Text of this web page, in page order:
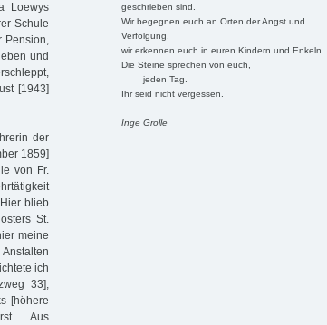
geschrieben sind.
Wir begegnen euch an Orten der Angst und
Verfolgung,
wir erkennen euch in euren Kindern und Enkeln.
Die Steine sprechen von euch,
jeden Tag.
Ihr seid nicht vergessen.
Inge Grolle
Loewys
Schule
Pension,
und
[1943]
der
1859]
von Fr.
blieb
St.
meine
ich
33],
[höhere
Aus